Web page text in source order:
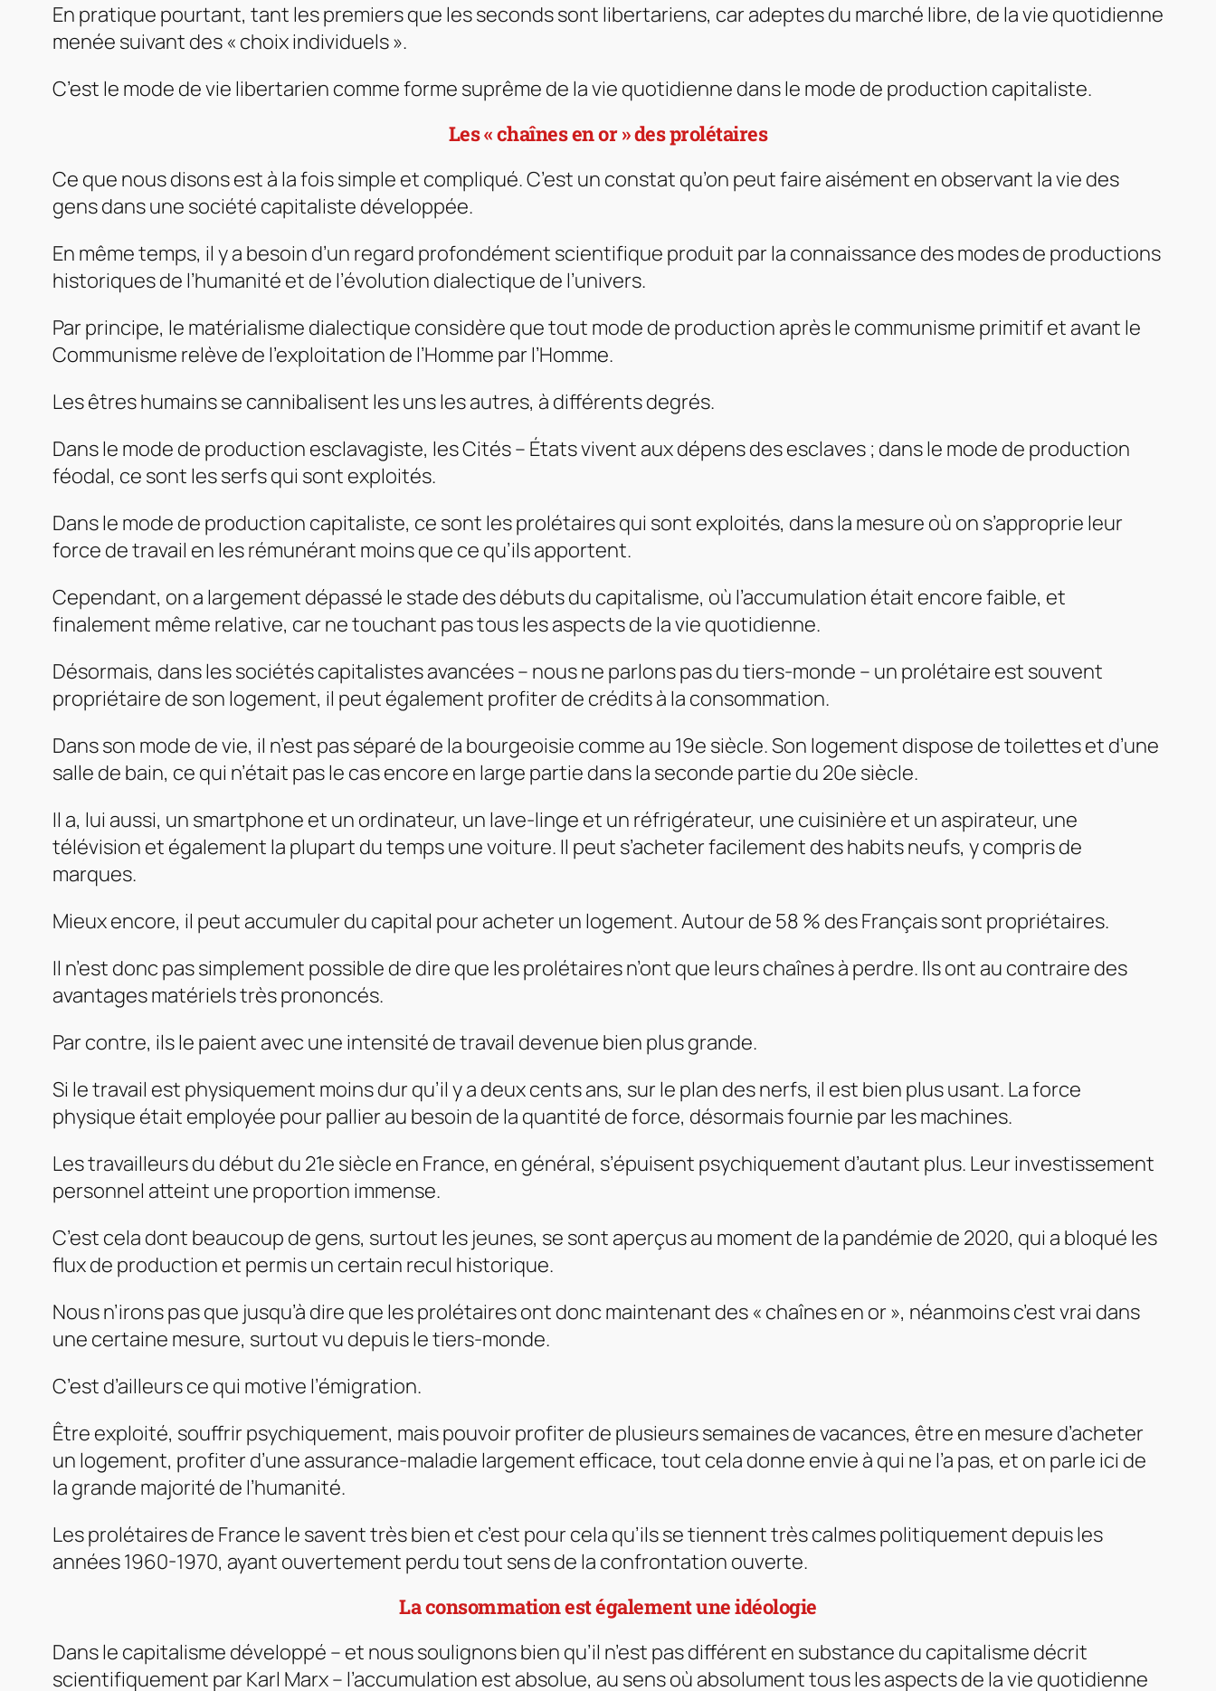
En pratique pourtant, tant les premiers que les seconds sont libertariens, car adeptes du marché libre, de la vie quotidienne
menée suivant des « choix individuels ».
C’est le mode de vie libertarien comme forme suprême de la vie quotidienne dans le mode de production capitaliste.
Les « chaînes en or » des prolétaires
Ce que nous disons est à la fois simple et compliqué. C’est un constat qu’on peut faire aisément en observant la vie des
gens dans une société capitaliste développée.
En même temps, il y a besoin d’un regard profondément scientifique produit par la connaissance des modes de productions
historiques de l’humanité et de l’évolution dialectique de l’univers.
Par principe, le matérialisme dialectique considère que tout mode de production après le communisme primitif et avant le
Communisme relève de l’exploitation de l’Homme par l’Homme.
Les êtres humains se cannibalisent les uns les autres, à différents degrés.
Dans le mode de production esclavagiste, les Cités – États vivent aux dépens des esclaves ; dans le mode de production
féodal, ce sont les serfs qui sont exploités.
Dans le mode de production capitaliste, ce sont les prolétaires qui sont exploités, dans la mesure où on s’approprie leur
force de travail en les rémunérant moins que ce qu’ils apportent.
Cependant, on a largement dépassé le stade des débuts du capitalisme, où l’accumulation était encore faible, et
finalement même relative, car ne touchant pas tous les aspects de la vie quotidienne.
Désormais, dans les sociétés capitalistes avancées – nous ne parlons pas du tiers-monde – un prolétaire est souvent
propriétaire de son logement, il peut également profiter de crédits à la consommation.
Dans son mode de vie, il n’est pas séparé de la bourgeoisie comme au 19e siècle. Son logement dispose de toilettes et d’une
salle de bain, ce qui n’était pas le cas encore en large partie dans la seconde partie du 20e siècle.
Il a, lui aussi, un smartphone et un ordinateur, un lave-linge et un réfrigérateur, une cuisinière et un aspirateur, une
télévision et également la plupart du temps une voiture. Il peut s’acheter facilement des habits neufs, y compris de
marques.
Mieux encore, il peut accumuler du capital pour acheter un logement. Autour de 58 % des Français sont propriétaires.
Il n’est donc pas simplement possible de dire que les prolétaires n’ont que leurs chaînes à perdre. Ils ont au contraire des
avantages matériels très prononcés.
Par contre, ils le paient avec une intensité de travail devenue bien plus grande.
Si le travail est physiquement moins dur qu’il y a deux cents ans, sur le plan des nerfs, il est bien plus usant. La force
physique était employée pour pallier au besoin de la quantité de force, désormais fournie par les machines.
Les travailleurs du début du 21e siècle en France, en général, s’épuisent psychiquement d’autant plus. Leur investissement
personnel atteint une proportion immense.
C’est cela dont beaucoup de gens, surtout les jeunes, se sont aperçus au moment de la pandémie de 2020, qui a bloqué les
flux de production et permis un certain recul historique.
Nous n’irons pas que jusqu’à dire que les prolétaires ont donc maintenant des « chaînes en or », néanmoins c’est vrai dans
une certaine mesure, surtout vu depuis le tiers-monde.
C’est d’ailleurs ce qui motive l’émigration.
Être exploité, souffrir psychiquement, mais pouvoir profiter de plusieurs semaines de vacances, être en mesure d’acheter
un logement, profiter d’une assurance-maladie largement efficace, tout cela donne envie à qui ne l’a pas, et on parle ici de
la grande majorité de l’humanité.
Les prolétaires de France le savent très bien et c’est pour cela qu’ils se tiennent très calmes politiquement depuis les
années 1960-1970, ayant ouvertement perdu tout sens de la confrontation ouverte.
La consommation est également une idéologie
Dans le capitalisme développé – et nous soulignons bien qu’il n’est pas différent en substance du capitalisme décrit
scientifiquement par Karl Marx – l’accumulation est absolue, au sens où absolument tous les aspects de la vie quotidienne